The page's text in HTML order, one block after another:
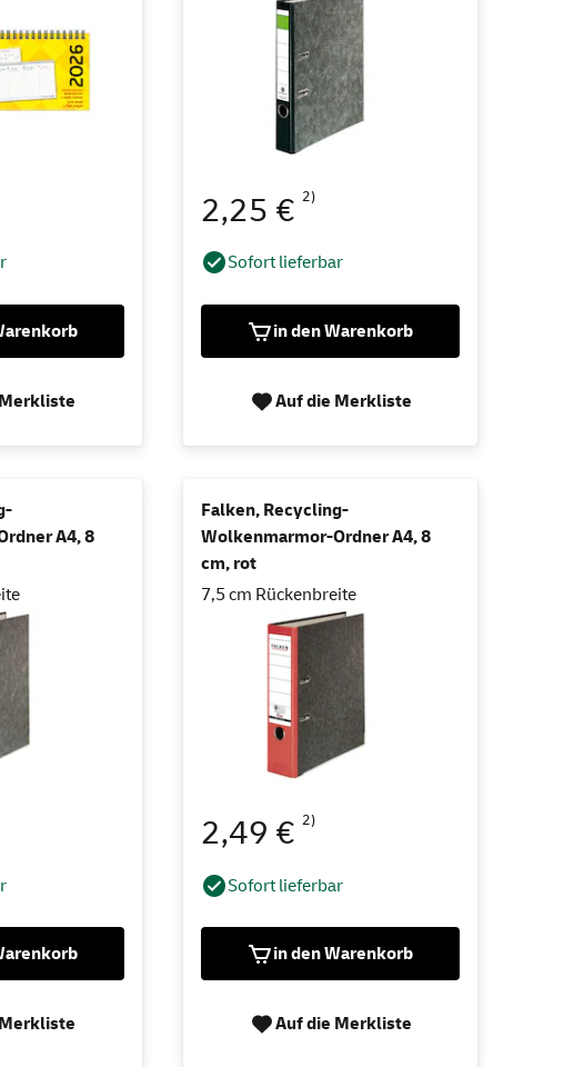
2,25 € 2)
Sofort lieferbar
in den Warenkorb
Auf die Merkliste
A4, 8
Falken, Recycling-
Wolkenmarmor-Ordner A4, 8
cm, rot
7,5 cm Rückenbreite
2,49 € 2)
Sofort lieferbar
in den Warenkorb
Auf die Merkliste